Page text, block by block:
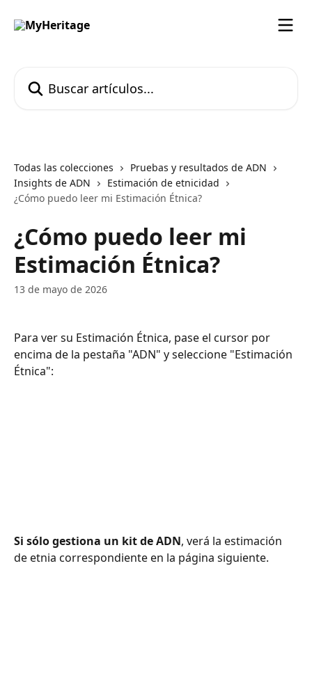
Todas las colecciones
Pruebas y resultados de ADN
Insights de ADN
Estimación de etnicidad
¿Cómo puedo leer mi Estimación Étnica?
¿Cómo puedo leer mi
Estimación Étnica?
13 de mayo de 2026
Para ver su Estimación Étnica, pase el cursor por
encima de la pestaña "ADN" y seleccione "Estimación
Étnica":
Si sólo gestiona un kit de ADN, verá la estimación
de etnia correspondiente en la página siguiente.